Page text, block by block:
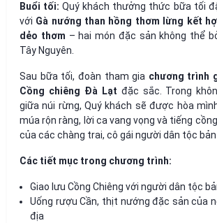
Buổi tối: Quý khách thưởng thức bữa tối
với Gà nướng than hồng thơm lừng kết
dẻo thơm – hai món đặc sản không thể
Tây Nguyên.
Sau bữa tối, đoàn tham gia chương trình
Cồng chiêng Đà Lạt đặc sắc. Trong
giữa núi rừng, Quý khách sẽ được hòa
múa rộn ràng, lời ca vang vọng và tiếng
của các chàng trai, cô gái người dân tộc bản
Các tiết mục trong chương trình:
Giao lưu Cồng Chiêng với người dân tộc
Uống rượu Cần, thịt nướng đặc sản của
địa